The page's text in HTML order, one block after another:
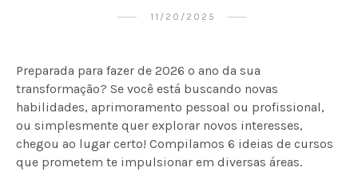
11/20/2025
Preparada para fazer de 2026 o ano da sua
transformação? Se você está buscando novas
habilidades, aprimoramento pessoal ou profissional,
ou simplesmente quer explorar novos interesses,
chegou ao lugar certo! Compilamos 6 ideias de cursos
que prometem te impulsionar em diversas áreas.